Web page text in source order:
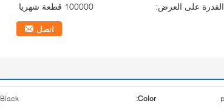
القدرة على العرض:
100000 قطعة شهريا
اتصل
Color:
Black